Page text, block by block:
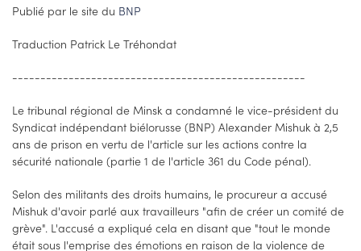
Publié par le site du BNP
Traduction Patrick Le Tréhondat
----------------------------------------------------
Le tribunal régional de Minsk a condamné le vice-président du
Syndicat indépendant biélorusse (BNP) Alexander Mishuk à 2,5
ans de prison en vertu de l'article sur les actions contre la
sécurité nationale (partie 1 de l'article 361 du Code pénal).
Selon des militants des droits humains, le procureur a accusé
Mishuk d'avoir parlé aux travailleurs "afin de créer un comité de
grève". L'accusé a expliqué cela en disant que "tout le monde
était sous l'emprise des émotions en raison de la violence de